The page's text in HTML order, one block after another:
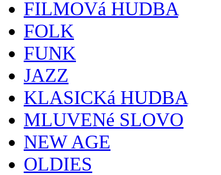
FILMOVá HUDBA
FOLK
FUNK
JAZZ
KLASICKá HUDBA
MLUVENé SLOVO
NEW AGE
OLDIES